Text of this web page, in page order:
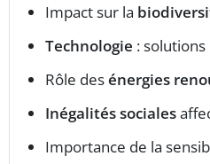
Impact sur la
Technologie :
Rôle desénergies
Inégalités sociales
Importance de la